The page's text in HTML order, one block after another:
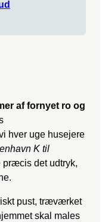
af fornyet ro og
hver uge husejere
K til
det udtryk,
pust, træværket
skal males